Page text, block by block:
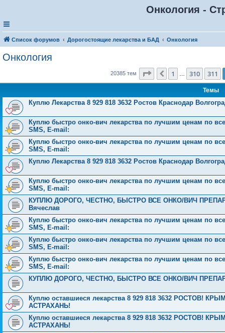
Онкология -
Список форумов Дорогостоящие лекарства и БАД Онкология
Онкология
20385 тем Страница 312из 816
Пред.
1 310 311
Темы
Куплю Лекарства 8 929 818 3632 Ростов Краснодар
Куплю быстро онко-вич лекарства по лучшим ценам по
SMS, E-mail:
Куплю быстро онко-вич лекарства по лучшим ценам по
SMS, E-mail:
Куплю Лекарства 8 929 818 3632 Ростов Краснодар
Куплю быстро онко-вич лекарства по лучшим ценам по
SMS, E-mail:
КУПЛЮ ДОРОГО, ЧЕСТНО, БЫСТРО ВСЕ ОНКО/ВИЧ
Вячеслав
Куплю быстро онко-вич лекарства по лучшим ценам по
SMS, E-mail:
Куплю быстро онко-вич лекарства по лучшим ценам по
SMS, E-mail:
Куплю быстро онко-вич лекарства по лучшим ценам по
SMS, E-mail:
КУПЛЮ ДОРОГО, ЧЕСТНО, БЫСТРО ВСЕ ОНКО/ВИЧ
Куплю оставшиеся лекарства 8 929 818 3632 РОСТОВ!
АСТРАХАНЬ!
Куплю оставшиеся лекарства 8 929 818 3632 РОСТОВ!
АСТРАХАНЬ!